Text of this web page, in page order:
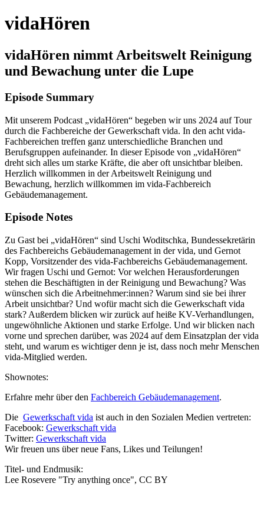
vidaHören
vidaHören nimmt Arbeitswelt Reinigung
und Bewachung unter die Lupe
Episode Summary
Mit unserem Podcast „vidaHören“ begeben wir uns 2024 auf Tour
durch die Fachbereiche der Gewerkschaft vida. In den acht vida-
Fachbereichen treffen ganz unterschiedliche Branchen und
Berufsgruppen aufeinander. In dieser Episode von „vidaHören“
dreht sich alles um starke Kräfte, die aber oft unsichtbar bleiben.
Herzlich willkommen in der Arbeitswelt Reinigung und
Bewachung, herzlich willkommen im vida-Fachbereich
Gebäudemanagement.
Episode Notes
Zu Gast bei „vidaHören“ sind Uschi Woditschka, Bundessekretärin
des Fachbereichs Gebäudemanagement in der vida, und Gernot
Kopp, Vorsitzender des vida-Fachbereichs Gebäudemanagement.
Wir fragen Uschi und Gernot: Vor welchen Herausforderungen
stehen die Beschäftigten in der Reinigung und Bewachung? Was
wünschen sich die Arbeitnehmer:innen? Warum sind sie bei ihrer
Arbeit unsichtbar? Und wofür macht sich die Gewerkschaft vida
stark? Außerdem blicken wir zurück auf heiße KV-Verhandlungen,
ungewöhnliche Aktionen und starke Erfolge. Und wir blicken nach
vorne und sprechen darüber, was 2024 auf dem Einsatzplan der vida
steht, und warum es wichtiger denn je ist, dass noch mehr Menschen
vida-Mitglied werden.
Shownotes:
Erfahre mehr über den Fachbereich Gebäudemanagement.
Die Gewerkschaft vida ist auch in den Sozialen Medien vertreten:
Facebook: Gewerkschaft vida
Twitter: Gewerkschaft vida
Wir freuen uns über neue Fans, Likes und Teilungen!
Titel- und Endmusik:
Lee Rosevere "Try anything once", CC BY